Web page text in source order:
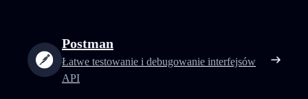
Postman
Łatwe testowanie i debugowanie interfejsów
API